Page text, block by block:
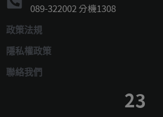
089-322002 分機1308
政策法規
隱私權政策
聯絡我們
23